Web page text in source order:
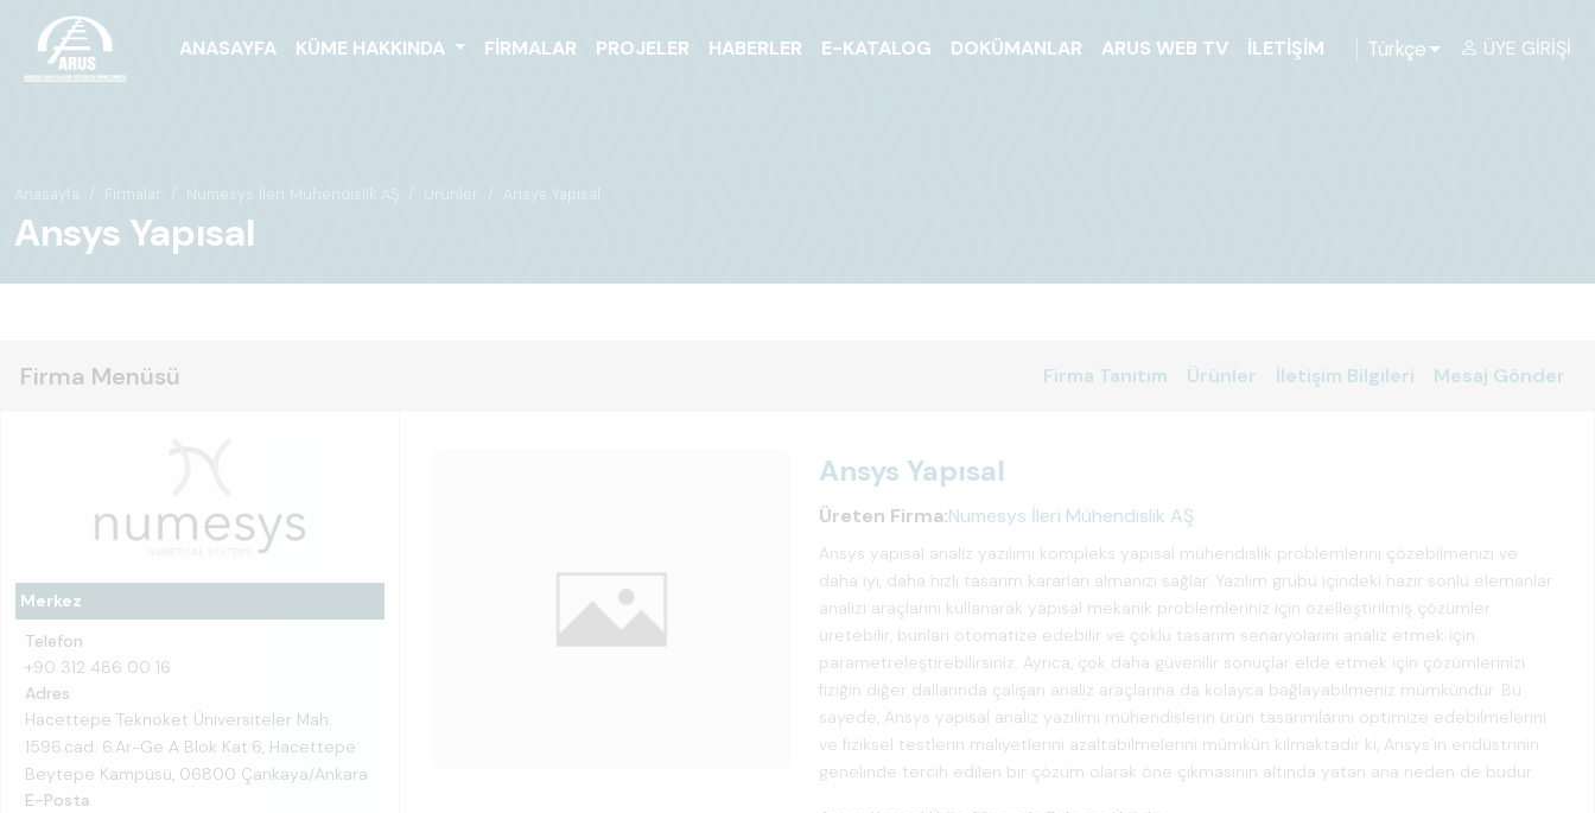
ANASAYFA KÜME HAKKINDA FIRMALAR PROJELER HABERLER E-KATALOG DOKÜMANLAR ARUS WEB TV İLETIŞIM Türkçe ÜYE GIRIŞI
Anasayfa Firmalar Numesys İleri Mühendislik AŞ Ürünler Ansys Yapısal
Ansys Yapısal
Firma Menüsü Firma Tanıtım Ürünler İletişim Bilgileri Mesaj Gönder
Merkez
Telefon
+90 312 486 00 16
Adres
Hacettepe Teknoket Üniversiteler Mah.
1596.cad. 6.Ar-Ge A Blok Kat:6, Hacettepe
Beytepe Kampüsü, 06800 Çankaya/Ankara
E-Posta
Ansys Yapısal
Üreten Firma:Numesys İleri Mühendislik AŞ
Ansys yapısal analiz yazılımı kompleks yapısal mühendislik problemlerini çözebilmenizi ve
daha iyi, daha hızlı tasarım kararları almanızı sağlar. Yazılım grubu içindeki hazır sonlu elemanlar
analizi araçlarını kullanarak yapısal mekanik problemleriniz için özelleştirilmiş çözümler
üretebilir, bunları otomatize edebilir ve çoklu tasarım senaryolarını analiz etmek için
parametreleştirebilirsiniz. Ayrıca, çok daha güvenilir sonuçlar elde etmek için çözümlerinizi
fiziğin diğer dallarında çalışan analiz araçlarına da kolayca bağlayabilmeniz mümkündür. Bu
sayede, Ansys yapısal analiz yazılımı mühendislerin ürün tasarımlarını optimize edebilmelerini
ve fiziksel testlerin maliyetlerini azaltabilmelerini mümkün kılmaktadır ki, Ansys'in endüstrinin
genelinde tercih edilen bir çözüm olarak öne çıkmasının altında yatan ana neden de budur.